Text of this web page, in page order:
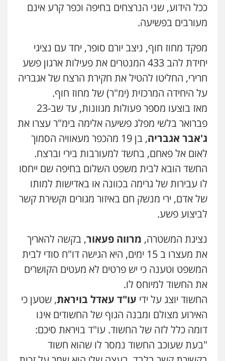
0546470989
פלילי פשיעה חמורה מעצרים וחקירות
קטינים
0538788878
עו"ד אסף דוק
פלילי עבירות מין סמים והימורים פשיעה
חמורה חקירות ומעצרים צווארון לבן והונאה
0526885006
עו"ד שלי גורביץ – לוי
משפט פלילי פשיעה חמורה מעצרים
וחקירות צבאי תעבורה
0544218336
0525556970
משרד עורכי דין חן ברוך
פלילי דיני תעבורה
0505078733
עו"ד קארין לגטיוי
פשיעה חמורה
0507446995
ככל הידוע, שני הנרצחים בחיפה וכפר קרע אינם
מעורבים בפשיעה.
מפקד מחוז חוף, ניצב יורם סופר, יחד עם נציגי
יחידת להב 433 המנטרים את פעילות ארגון פשע
חרירי, החליטו להטיל את חקירת הרצח של אגבריה
על היחידה המרכזית (ימ"ר) של מחוז חוף.
מאז בוצעו מספר פעולות מגוונות, עד שב-23
פברואר בלשי מפלג פשיעה אלימה בימ"ר עצרו את
ג'אבר אגבריה
, בן 19 מהכפר מעאוויה הסמוך
לאום אל פאחם, בחשד למעורבות בירי וברצח.
החשד הובא לבית משפט השלום בחיפה שם ייחסו
לו עבירות של גרימה בכוונה או באדישות למותו
של אדם, ירי מנשק חם באיזור מגורים וקשירת קשר
לביצוע פשע.
נציגת המשטרה, מרווה פעאור, בקשה להאריך
את מעצרו ב 15 ימים, היא הגישה דו"ח סודי לבית
המשפט וטענה כי יש פרטים לא מעטים הקושרים
את החשוד למיוחס לו.
החשוד יוצג על ידי עו"ד עאדל בויראת, שטען כי
האירוע מצולם ומבנה הגוף של החשודים אינו
דומה כלל לזה של החשוד. עו"ד בויראת סיכם:
"בעת שעוכב החשוד נמסר לו שהוא חשוד
עו"ד דותן דניאלי
פלילי פשיעה חמורה צווארון לבן פשיעה
0542442982
פלילי פשיעה חמורה חקירות ומעצרים
נוער עורכי דין לענייני אסירים תעבורה
0549475678
עו"ד אורנת קמרון
פלילי תעבורה עורכי דין לענייני אסירים
0505417090
שני אלגרבלי – משרד עורכי דין